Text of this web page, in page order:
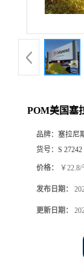
POM美国塞
品牌： 塞拉尼
货号： S
价格： ￥
发布日期：
更新日期：